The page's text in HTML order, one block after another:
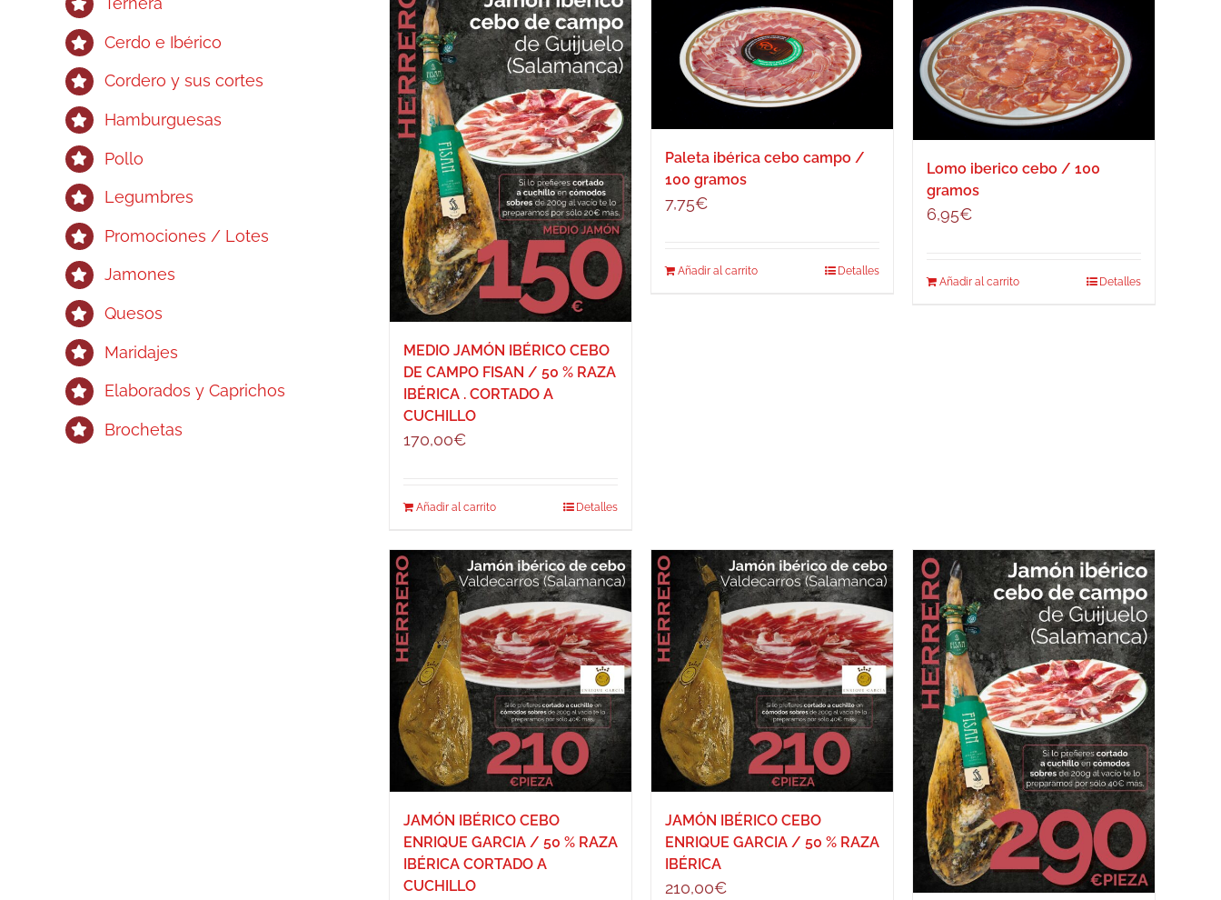
MEDIO JAMÓN IBÉRICO CEBO
DE CAMPO FISAN / 50 % RAZA
IBÉRICA . CORTADO A
CUCHILLO
170,00€
Añadir al carrito Detalles
Paleta ibérica cebo campo /
100 gramos
7,75€
Añadir al carrito Detalles
Lomo iberico cebo / 100
gramos
6,95€
Añadir al carrito Detalles
JAMÓN IBÉRICO CEBO
ENRIQUE GARCIA / 50 % RAZA
IBÉRICA CORTADO A
CUCHILLO
JAMÓN IBÉRICO CEBO
ENRIQUE GARCIA / 50 % RAZA
IBÉRICA
210,00€
Cerdo e Ibérico
Cordero y sus cortes
Hamburguesas
Pollo
Legumbres
Promociones / Lotes
Jamones
Quesos
Maridajes
Elaborados y Caprichos
Brochetas